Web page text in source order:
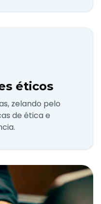
éticos
zelando pelo
de ética e